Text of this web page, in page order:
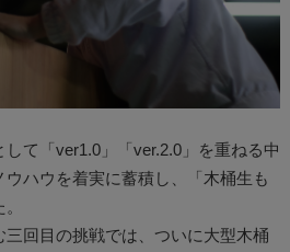
て「ver1.0」「ver.2.0」を重ねる中
ハウを着実に蓄積し、「木桶生も
回目の挑戦では、ついに大型木桶